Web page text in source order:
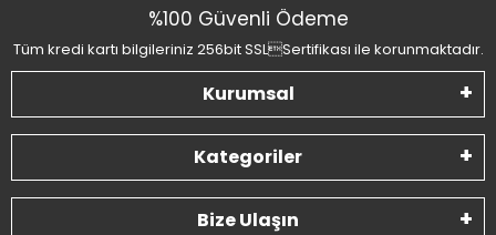
%100 Güvenli Ödeme
Tüm kredi kartı bilgileriniz 256bit SSLSertifikası ile korunmaktadır.
Kurumsal
Kategoriler
Bize Ulaşın